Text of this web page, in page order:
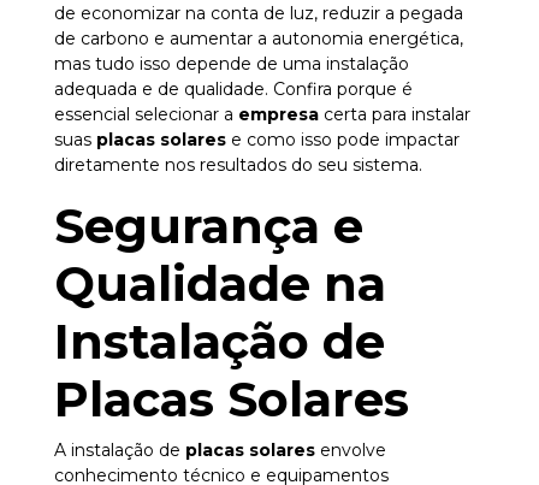
de economizar na conta de luz, reduzir a pegada
de carbono e aumentar a autonomia energética,
mas tudo isso depende de uma instalação
adequada e de qualidade. Confira porque é
essencial selecionar a empresa certa para instalar
suas placas solares e como isso pode impactar
diretamente nos resultados do seu sistema.
Segurança e
Qualidade na
Instalação de
Placas Solares
A instalação de placas solares envolve
conhecimento técnico e equipamentos